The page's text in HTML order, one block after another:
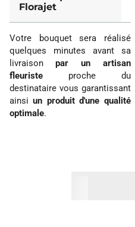
Florajet
Votre bouquet sera réalisé
quelques minutes avant sa
livraison par un artisan
fleuriste proche du
destinataire vous garantissant
ainsi un produit d'une qualité
optimale.